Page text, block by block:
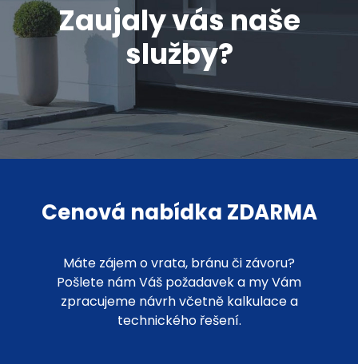
Zaujaly vás naše
služby?
Cenová nabídka ZDARMA
Máte zájem o vrata, bránu či závoru?
Pošlete nám Váš požadavek a my Vám
zpracujeme návrh včetně kalkulace a
technického řešení.